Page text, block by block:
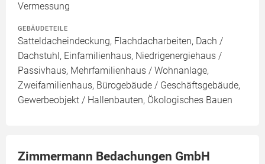
Vermessung
GEBÄUDETEILE
Satteldacheindeckung, Flachdacharbeiten, Dach /
Dachstuhl, Einfamilienhaus, Niedrigenergiehaus /
Passivhaus, Mehrfamilienhaus / Wohnanlage,
Zweifamilienhaus, Bürogebäude / Geschäftsgebäude,
Gewerbeobjekt / Hallenbauten, Ökologisches Bauen
Zimmermann Bedachungen GmbH